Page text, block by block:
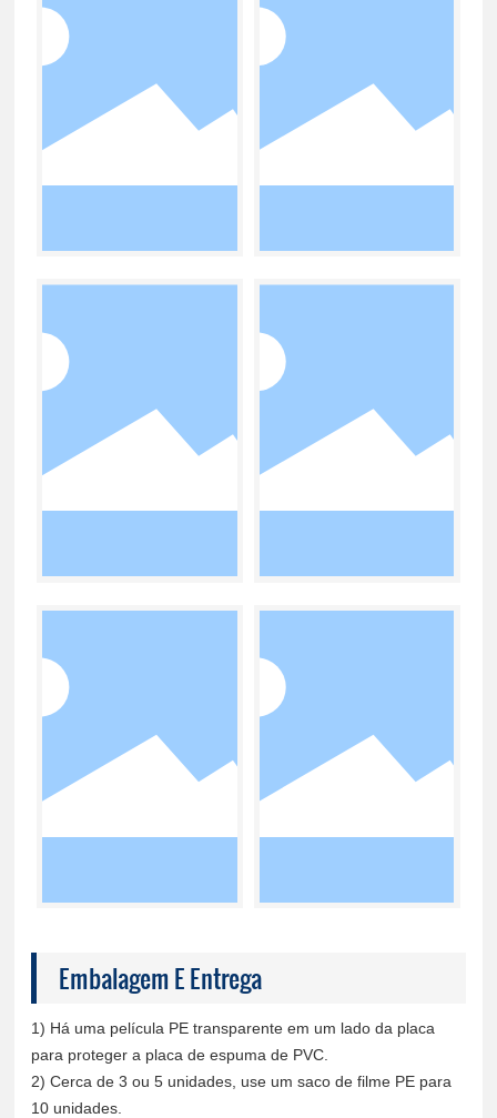
Embalagem E Entrega
1) Há uma película PE transparente em um lado da placa
para proteger a placa de espuma de PVC.
2) Cerca de 3 ou 5 unidades, use um saco de filme PE para
10 unidades.